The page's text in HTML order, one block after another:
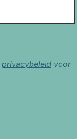
privacybeleid voor